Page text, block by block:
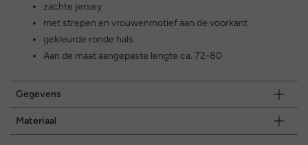
zachte jersey
met strepen en vrouwenmotief aan de voorkant
gekleurde ronde hals
Aan de maat aangepaste lengte ca. 72-80
Gegevens
Materiaal